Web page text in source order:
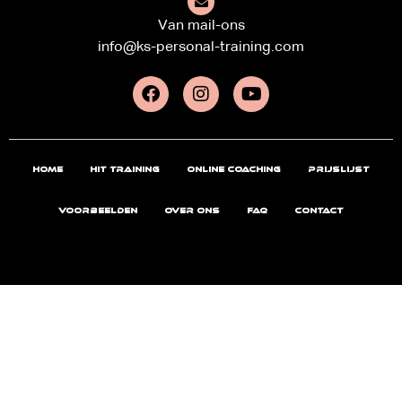
Van mail-ons
info@ks-personal-training.com
Home HIT Training Online Coaching Prijslijst
Voorbeelden Over ons FAQ Contact